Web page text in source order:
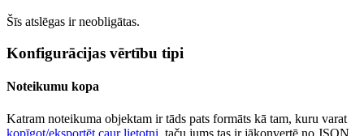
Šīs atslēgas ir neobligātas.
Konfigurācijas vērtību tipi
Noteikumu kopa
Katram noteikuma objektam ir tāds pats formāts kā tam, kuru varat
kopīgot/eksportēt caur lietotni, taču jums tas ir jākonvertē no JSON